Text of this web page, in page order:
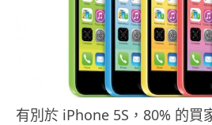
有別於 iPhone 5S，80% 的買